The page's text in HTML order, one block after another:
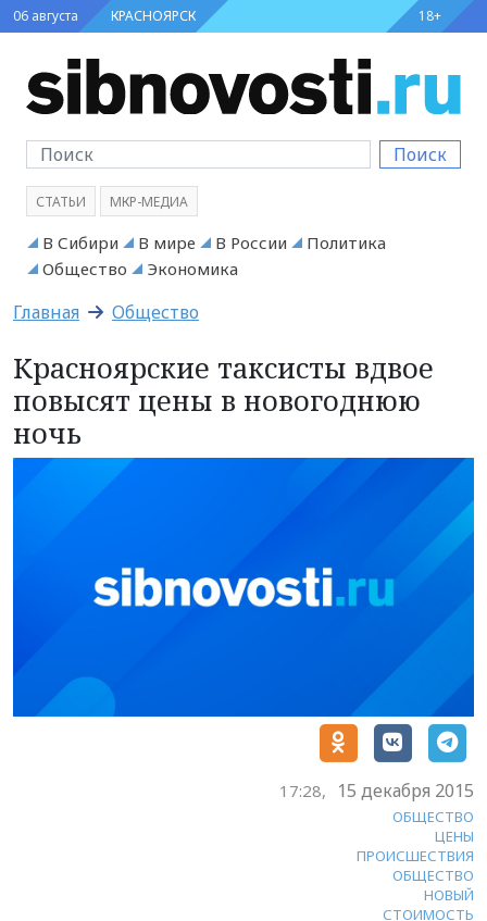
06 августа КРАСНОЯРСК 18+
Поиск
СТАТЬИ МКР-МЕДИА
В Сибири В мире В России
Политика
Общество
Экономика
Главная Общество
Красноярские таксисты вдвое
повысят цены в новогоднюю
ночь
17:28, 15 декабря 2015
ОБЩЕСТВО
ЦЕНЫ
ПРОИСШЕСТВИЯ
ОБЩЕСТВО
НОВЫЙ
СТОИМОСТЬ